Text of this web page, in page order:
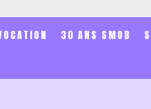
30 ANS SMOB
Button